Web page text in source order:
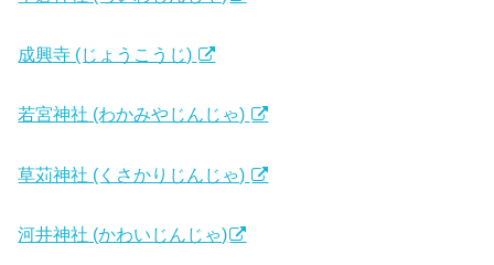
成興寺 (じょうこうじ)
若宮神社 (わかみやじんじゃ)
草苅神社 (くさかりじんじゃ)
河井神社 (かわいじんじゃ)